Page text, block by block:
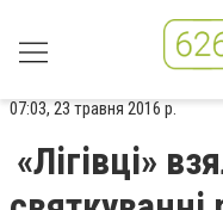
07:03, 23 травня 2016 р.
«Лігівці»